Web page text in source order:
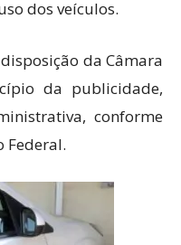
dos veículos.
da Câmara
da publicidade,
conforme
Federal.